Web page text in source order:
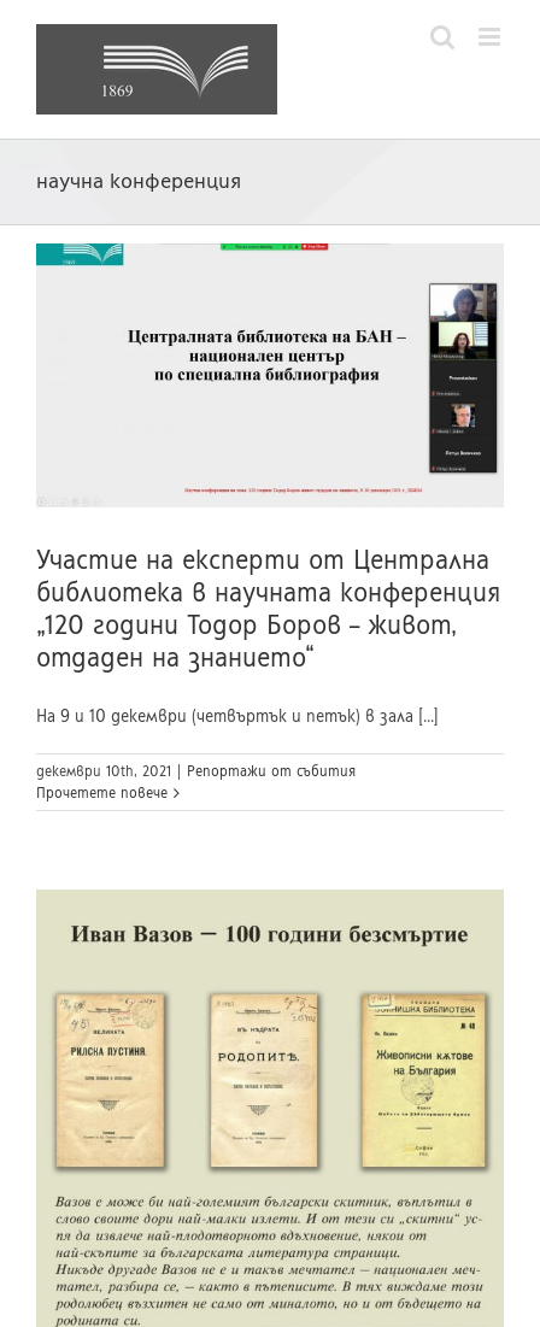
научна конференция
Участие на експерти от Централна
библиотека в научната конференция
„120 години Тодор Боров – живот,
отдаден на знанието“
На 9 и 10 декември (четвъртък и петък) в зала [...]
декември 10th, 2021
Репортажи от събития
Прочетете повече